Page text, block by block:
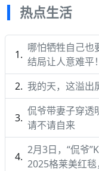
热点生活
哪怕牺牲自己也
结局让人意难平！
我的天，这溢出
侃爷带妻子穿透
请不请自来
2月3日，“侃爷
2025格莱美红